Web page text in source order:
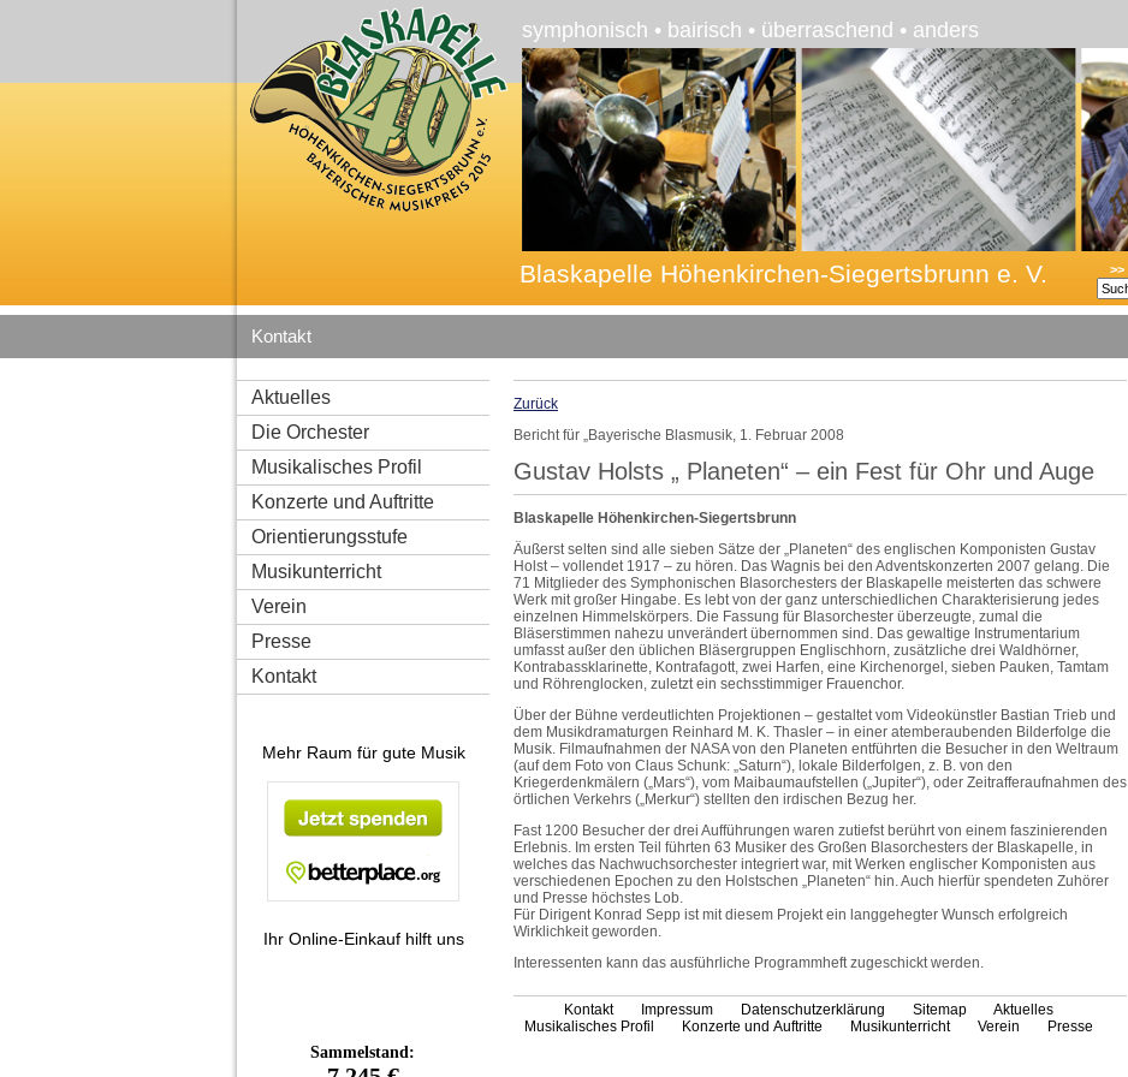
symphonisch • bairisch • überraschend • anders
Blaskapelle Höhenkirchen-Siegertsbrunn e. V. >>
Kontakt
Aktuelles
Die Orchester
Musikalisches Profil
Konzerte und Auftritte
Orientierungsstufe
Musikunterricht
Verein
Presse
Kontakt
Mehr Raum für gute Musik
Ihr Online-Einkauf hilft uns
Zurück
Bericht für „Bayerische Blasmusik, 1. Februar 2008
Gustav Holsts „ Planeten“ – ein Fest für Ohr und Auge
Blaskapelle Höhenkirchen-Siegertsbrunn
Äußerst selten sind alle sieben Sätze der „Planeten“ des englischen Komponisten Gustav
Holst – vollendet 1917 – zu hören. Das Wagnis bei den Adventskonzerten 2007 gelang. Die
71 Mitglieder des Symphonischen Blasorchesters der Blaskapelle meisterten das schwere
Werk mit großer Hingabe. Es lebt von der ganz unterschiedlichen Charakterisierung jedes
einzelnen Himmelskörpers. Die Fassung für Blasorchester überzeugte, zumal die
Bläserstimmen nahezu unverändert übernommen sind. Das gewaltige Instrumentarium
umfasst außer den üblichen Bläsergruppen Englischhorn, zusätzliche drei Waldhörner,
Kontrabassklarinette, Kontrafagott, zwei Harfen, eine Kirchenorgel, sieben Pauken, Tamtam
und Röhrenglocken, zuletzt ein sechsstimmiger Frauenchor.
Über der Bühne verdeutlichten Projektionen – gestaltet vom Videokünstler Bastian Trieb und
dem Musikdramaturgen Reinhard M. K. Thasler – in einer atemberaubenden Bilderfolge die
Musik. Filmaufnahmen der NASA von den Planeten entführten die Besucher in den Weltraum
(auf dem Foto von Claus Schunk: „Saturn“), lokale Bilderfolgen, z. B. von den
Kriegerdenkmälern („Mars“), vom Maibaumaufstellen („Jupiter“), oder Zeitrafferaufnahmen des
örtlichen Verkehrs („Merkur“) stellten den irdischen Bezug her.
Fast 1200 Besucher der drei Aufführungen waren zutiefst berührt von einem faszinierenden
Erlebnis. Im ersten Teil führten 63 Musiker des Großen Blasorchesters der Blaskapelle, in
welches das Nachwuchsorchester integriert war, mit Werken englischer Komponisten aus
verschiedenen Epochen zu den Holstschen „Planeten“ hin. Auch hierfür spendeten Zuhörer
und Presse höchstes Lob.
Für Dirigent Konrad Sepp ist mit diesem Projekt ein langgehegter Wunsch erfolgreich
Wirklichkeit geworden.
Interessenten kann das ausführliche Programmheft zugeschickt werden.
Kontakt Impressum Datenschutzerklärung Sitemap
Aktuelles
Musikalisches Profil
Konzerte und Auftritte Musikunterricht Verein Presse